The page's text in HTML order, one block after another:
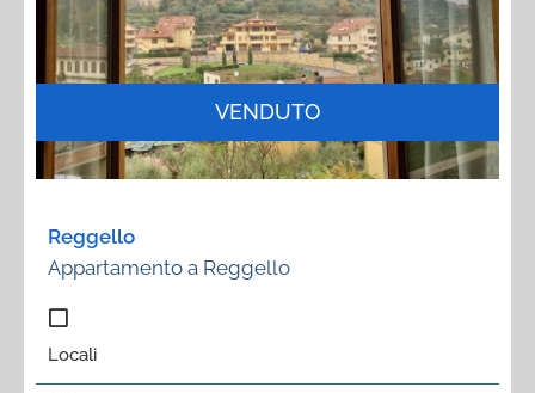
VENDUTO
Reggello
Appartamento a Reggello
Locali